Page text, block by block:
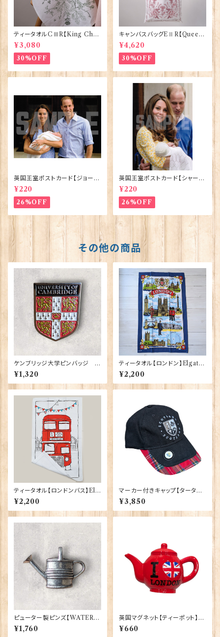
ティータオルCⅢR【King Char
lesⅢ Coronation】Victoria
Eggs 50129
¥3,080
30%OFF
キャンバスバッグEⅡR【Queen
ElizabethⅡ Commemorativ
e】Victoria Eggs 90332
¥4,620
30%OFF
英国王室ポストカード【ジョージ
王子ご誕生】Pageantry Post
card 90183-JEF100
¥220
26%OFF
英国王室ポストカード【シャーロ
ット王女2】Pageantry Postca
rd 90183-JEF202
¥220
26%OFF
その他の商品
ケンブリッジ大学ピンバッジ El
gate Products 90416
¥1,320
ティータオル【ロンドン】Elgate
Products 50001-W(20102)
¥2,200
ティータオル【ロンドンバス】Elg
ate Products 50001-S（702
71）
¥2,200
マーカー付きキャップ【タータン】
00198
¥3,850
ピューター製ピンズ【WATERI
NG CAN】Cadogan 90166-
XWTP165
¥1,760
英国マグネット【ティーポット】El
gate Products 90030（7791
9）
¥660